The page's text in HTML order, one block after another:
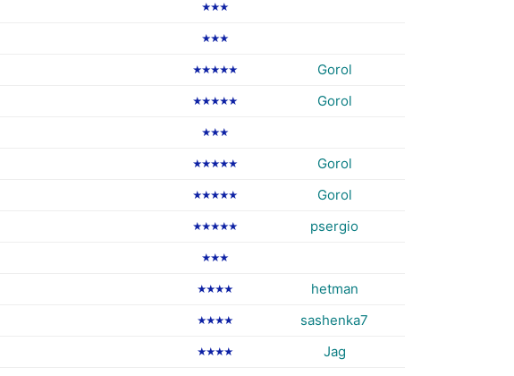
★★★
★★★
★★★★★ Gorol
★★★★★ Gorol
★★★
★★★★★ Gorol
★★★★★ Gorol
★★★★★ psergio
★★★
★★★★ hetman
★★★★ sashenka7
★★★★ Jag